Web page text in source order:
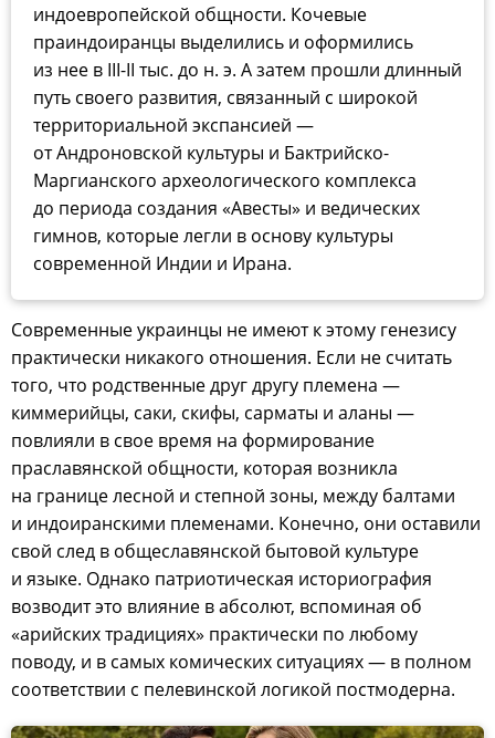
индоевропейской общности. Кочевые
праиндоиранцы выделились и оформились
из нее в III-II тыс. до н. э. А затем прошли длинный
путь своего развития, связанный с широкой
территориальной экспансией —
от Андроновской культуры и Бактрийско-
Маргианского археологического комплекса
до периода создания «Авесты» и ведических
гимнов, которые легли в основу культуры
современной Индии и Ирана.
Современные украинцы не имеют к этому генезису
практически никакого отношения. Если не считать
того, что родственные друг другу племена —
киммерийцы, саки, скифы, сарматы и аланы —
повлияли в свое время на формирование
праславянской общности, которая возникла
на границе лесной и степной зоны, между балтами
и индоиранскими племенами. Конечно, они оставили
свой след в общеславянской бытовой культуре
и языке. Однако патриотическая историография
возводит это влияние в абсолют, вспоминая об
«арийских традициях» практически по любому
поводу, и в самых комических ситуациях — в полном
соответствии с пелевинской логикой постмодерна.